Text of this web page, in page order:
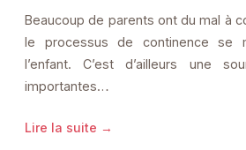
Beaucoup de parents ont du mal à
le processus de continence se
l’enfant. C’est d’ailleurs une
importantes…
Lire la suite →